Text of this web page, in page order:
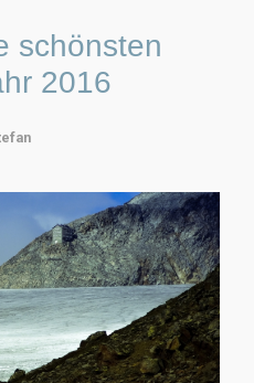
schönsten
2016